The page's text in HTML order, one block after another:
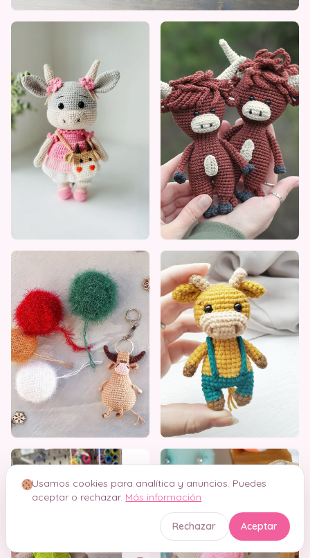
Usamos cookies para analítica y anuncios. Puedes
aceptar o rechazar. Más información
Rechazar Aceptar